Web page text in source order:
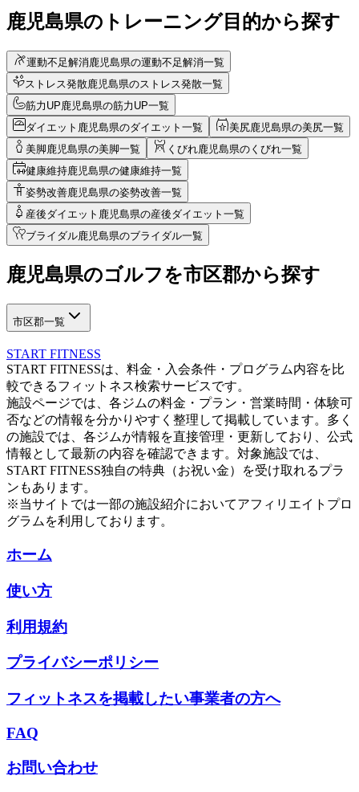
鹿児島県のトレーニング目的から探す
運動不足解消鹿児島県の運動不足解消一覧
ストレス発散鹿児島県のストレス発散一覧
筋力UP鹿児島県の筋力UP一覧
ダイエット 鹿児島県のダイエット一覧 美尻鹿児島県の美尻一覧
美脚鹿児島県の美脚一覧 くびれ鹿児島県のくびれ一覧
健康維持鹿児島県の健康維持一覧
姿勢改善鹿児島県の姿勢改善一覧
産後ダイエット 鹿児島県の産後ダイエット一覧
ブライダル鹿児島県のブライダル一覧
鹿児島県のゴルフを市区郡から探す
市区郡一覧
START FITNESS
START FITNESSは、料金・入会条件・プログラム内容を比
較できるフィットネス検索サービスです。
施設ページでは、各ジムの料金・プラン・営業時間・体験可
否などの情報を分かりやすく整理して掲載しています。多く
の施設では、各ジムが情報を直接管理・更新しており、公式
情報として最新の内容を確認できます。対象施設では、
START FITNESS独自の特典（お祝い金）を受け取れるプラ
ンもあります。
※当サイトでは一部の施設紹介においてアフィリエイトプロ
グラムを利用しております。
ホーム
使い方
利用規約
プライバシーポリシー
フィットネスを掲載したい事業者の方へ
FAQ
お問い合わせ